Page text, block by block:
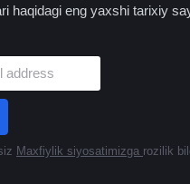
haqidagi eng yaxshi tarixiy
Maxfiylik siyosatimizga rozilik